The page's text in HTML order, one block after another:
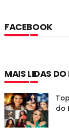
FACEBOOK
MAIS LIDAS DO
do